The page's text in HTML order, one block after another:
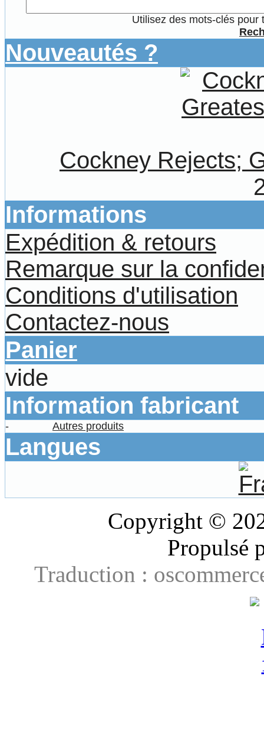
Utilisez des mots-clés pour
Nouveautés ?
Cockney Rejects;
Informations
Expédition & retours
Remarque sur la
Conditions d'utilisation
Contactez-nous
Panier
vide
Information fabricant
- Autres produits
Langues
Copyright ©
Propulsé
Traduction :